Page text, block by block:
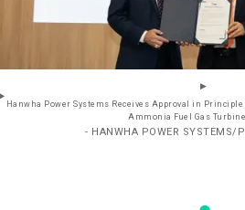
Hanwha Power Systems Receives Approval in
Ammonia Fuel Gas
- HANWHA POWER SYSTEMS/